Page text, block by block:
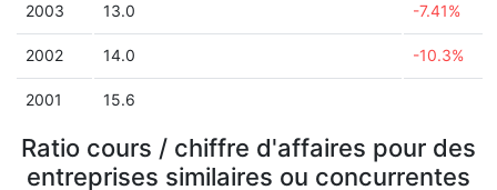
2003 13.0 -7.41%
2002 14.0 -10.3%
2001 15.6
Ratio cours / chiffre d'affaires pour des
entreprises similaires ou concurrentes